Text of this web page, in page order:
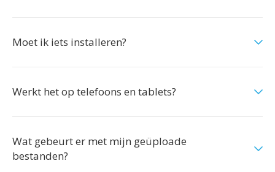
Moet ik iets installeren?
Werkt het op telefoons en tablets?
Wat gebeurt er met mijn geüploade
bestanden?